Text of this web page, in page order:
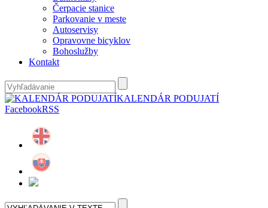
Čerpacie stanice
Parkovanie v meste
Autoservisy
Opravovne bicyklov
Bohoslužby
Kontakt
KALENDÁR PODUJATÍ
FacebookRSS